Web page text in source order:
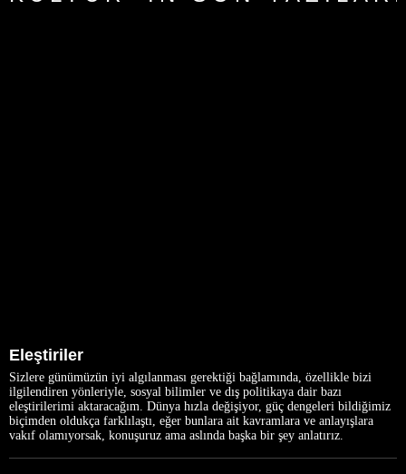
Eleştiriler
Sizlere günümüzün iyi algılanması gerektiği bağlamında, özellikle bizi
ilgilendiren yönleriyle, sosyal bilimler ve dış politikaya dair bazı
eleştirilerimi aktaracağım. Dünya hızla değişiyor, güç dengeleri bildiğimiz
biçimden oldukça farklılaştı, eğer bunlara ait kavramlara ve anlayışlara
vakıf olamıyorsak, konuşuruz ama aslında başka bir şey anlatırız.